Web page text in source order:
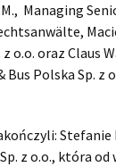
Managing
z o.o. oraz Claus
Bus Polska Sp. z
Stefanie
z o.o., która